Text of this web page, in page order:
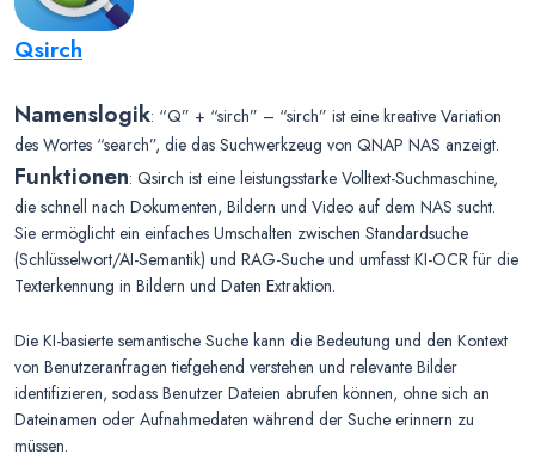
Qsirch
Namenslogik: “Q” + “sirch” – “sirch” ist eine kreative Variation
des Wortes “search”, die das Suchwerkzeug von QNAP NAS anzeigt.
Funktionen: Qsirch ist eine leistungsstarke Volltext-Suchmaschine,
die schnell nach Dokumenten, Bildern und Video auf dem NAS sucht.
Sie ermöglicht ein einfaches Umschalten zwischen Standardsuche
(Schlüsselwort/AI-Semantik) und RAG-Suche und umfasst KI-OCR für die
Texterkennung in Bildern und Daten Extraktion.
Die KI-basierte semantische Suche kann die Bedeutung und den Kontext
von Benutzeranfragen tiefgehend verstehen und relevante Bilder
identifizieren, sodass Benutzer Dateien abrufen können, ohne sich an
Dateinamen oder Aufnahmedaten während der Suche erinnern zu
müssen.